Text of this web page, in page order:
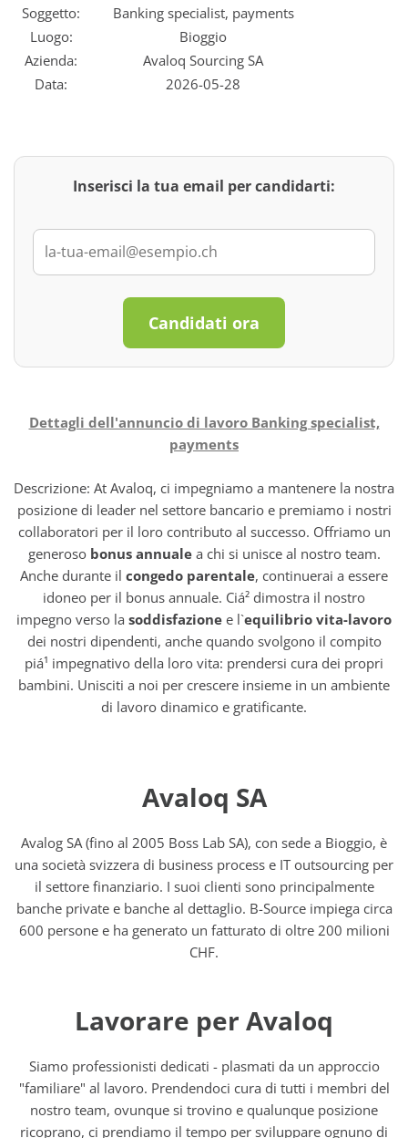
Soggetto:
Banking specialist, payments
Luogo:
Bioggio
Azienda:
Avaloq Sourcing SA
Data:
2026-05-28
Inserisci la tua email per candidarti:
Candidati ora
Dettagli dell'annuncio di lavoro Banking specialist,
payments
Descrizione: At Avaloq, ci impegniamo a mantenere la nostra
posizione di leader nel settore bancario e premiamo i nostri
collaboratori per il loro contributo al successo. Offriamo un
generoso bonus annualea chi si unisce al nostro team.
Anche durante il congedo parentale, continuerai a essere
idoneo per il bonus annuale. Ciá² dimostra il nostro
impegno verso la soddisfazione e l`equilibrio vita-lavoro
dei nostri dipendenti, anche quando svolgono il compito
piá¹ impegnativo della loro vita: prendersi cura dei propri
bambini. Unisciti a noi per crescere insieme in un ambiente
di lavoro dinamico e gratificante.
Avaloq SA
Avalog SA (fino al 2005 Boss Lab SA), con sede a Bioggio, è
una società svizzera di business process e IT outsourcing per
il settore finanziario. I suoi clienti sono principalmente
banche private e banche al dettaglio. B-Source impiega circa
600 persone e ha generato un fatturato di oltre 200 milioni
CHF.
Lavorare per Avaloq
Siamo professionisti dedicati - plasmati da un approccio
"familiare" al lavoro. Prendendoci cura di tutti i membri del
nostro team, ovunque si trovino e qualunque posizione
ricoprano, ci prendiamo il tempo per sviluppare ognuno di